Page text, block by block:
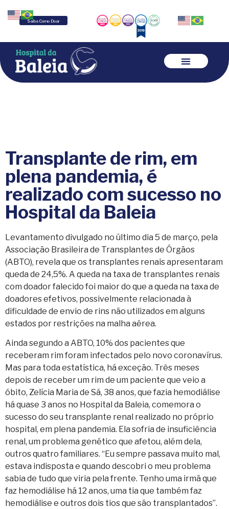
Saiba Como Doar
Transplante de rim, em
plena pandemia, é
realizado com sucesso no
Hospital da Baleia
Levantamento divulgado no último dia 5 de março, pela
Associação Brasileira de Transplantes de Órgãos
(ABTO), revela que os transplantes renais apresentaram
queda de 24,5%. A queda na taxa de transplantes renais
com doador falecido foi maior do que a queda na taxa de
doadores efetivos, possivelmente relacionada à
dificuldade de envio de rins não utilizados em alguns
estados por restrições na malha aérea.
Ainda segundo a ABTO, 10% dos pacientes que
receberam rim foram infectados pelo novo coronavírus.
Mas para toda estatística, há exceção. Três meses
depois de receber um rim de um paciente que veio a
óbito, Zelícia Maria de Sá, 38 anos, que fazia hemodiálise
há quase 3 anos no Hospital da Baleia, comemora o
sucesso do seu transplante renal realizado no próprio
hospital, em plena pandemia. Ela sofria de insuficiência
renal, um problema genético que afetou, além dela,
outros quatro familiares. “Eu sempre passava muito mal,
estava indisposta e quando descobri o meu problema
sabia de tudo que viria pela frente. Tenho uma irmã que
faz hemodiálise há 12 anos, uma tia que também faz
hemodiálise e outros dois tios que são transplantados”.